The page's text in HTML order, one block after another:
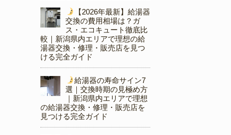
【2026年最新】給湯器
交換の費用相場は？ガ
ス・エコキュート徹底比
較｜新潟県内エリアで理想の給
湯器交換・修理・販売店を見つ
ける完全ガイド
給湯器の寿命サイン7
選｜交換時期の見極め方
｜新潟県内エリアで理想
の給湯器交換・修理・販売店を
見つける完全ガイド